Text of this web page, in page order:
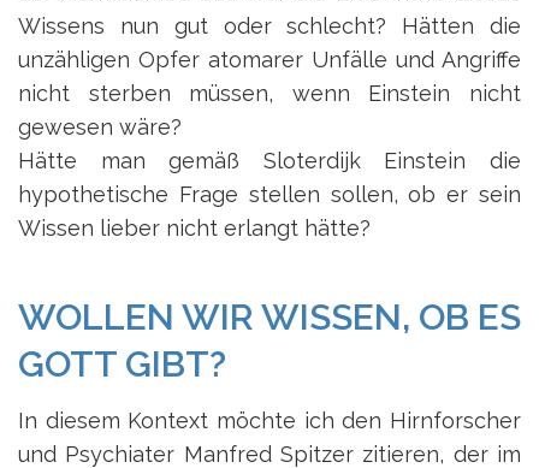
Wissens nun gut oder schlecht? Hätten die
unzähligen Opfer atomarer Unfälle und Angriffe
nicht sterben müssen, wenn Einstein nicht
gewesen wäre?
Hätte man gemäß Sloterdijk Einstein die
hypothetische Frage stellen sollen, ob er sein
Wissen lieber nicht erlangt hätte?
WOLLEN WIR WISSEN, OB ES
GOTT GIBT?
In diesem Kontext möchte ich den Hirnforscher
und Psychiater Manfred Spitzer zitieren, der im